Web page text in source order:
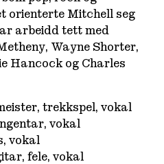
orienterte Mitchell seg
arbeidd tett med
Wayne Shorter,
Hancock og Charles
trekkspel, vokal
vokal
vokal
fele, vokal